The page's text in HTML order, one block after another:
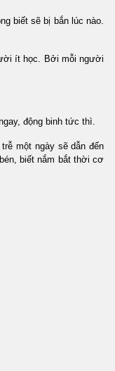
biết sẽ bị bắn lúc nào.
ít học. Bởi mỗi người
động binh tức thì.
một ngày sẽ dẫn đến
biết nắm bắt thời cơ